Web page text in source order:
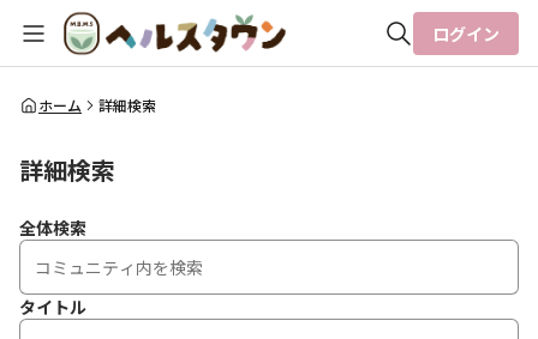
全体検索
ログイン
ホーム 詳細検索
詳細検索
全体検索
タイトル